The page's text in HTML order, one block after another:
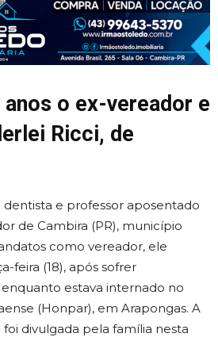
o ex-vereador e
Ricci, de
dentista e professor aposentado
de Cambira (PR), município
como vereador, ele
feira (18), após sofrer
estava internado no
(Honpar), em Arapongas. A
divulgada pela família nesta